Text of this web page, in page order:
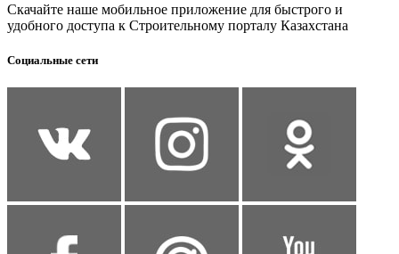
Скачайте наше мобильное приложение для быстрого и
удобного доступа к Строительному порталу Казахстана
Социальные сети